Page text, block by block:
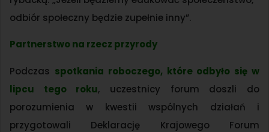
odbiór społeczny będzie zupełnie inny”.
Partnerstwo na rzecz przyrody
Podczas spotkania roboczego, które odbyło się w
lipcu tego roku, uczestnicy forum doszli do
porozumienia w kwestii wspólnych działań i
przygotowali Deklarację Krajowego Forum